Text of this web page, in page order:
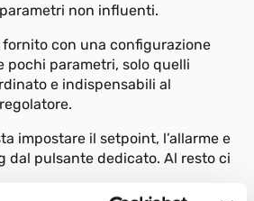
non influenti.
con una configurazione
pochi parametri, solo quelli
e indispensabili al
impostare il setpoint, l’allarme e
dal pulsante dedicato. Al resto ci